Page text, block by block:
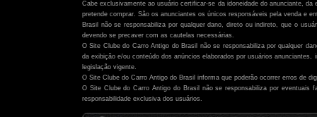
Cabe exclusivamente ao usuário certificar-se da idoneidade do anunciante,
pretende comprar. São os anunciantes os únicos responsáveis pela venda e
Brasil não se responsabiliza por qualquer dano, direto ou indireto, que o
devendo se precaver com as cautelas necessárias.
O Site Clube do Carro Antigo do Brasil não se responsabiliza por qualquer
da exibição e/ou conteúdo dos anúncios elaborados por usuários
legislação vigente.
O Site Clube do Carro Antigo do Brasil informa que poderão ocorrer erros de
O Site Clube do Carro Antigo do Brasil não se responsabiliza por eventuais
responsabilidade exclusiva dos usuários.